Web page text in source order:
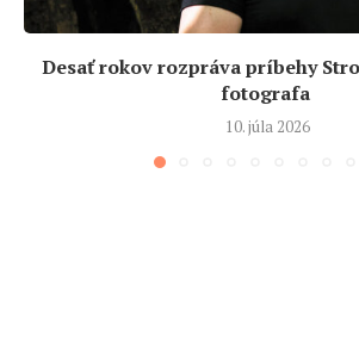
Desať rokov rozpráva príbehy
fotografa
10. júla 2026